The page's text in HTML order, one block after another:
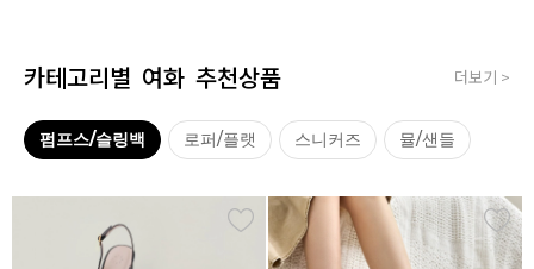
카테고리별 여화 추천상품 더보기 >
펌프스/슬링백 로퍼/플랫 스니커즈 뮬/샌들